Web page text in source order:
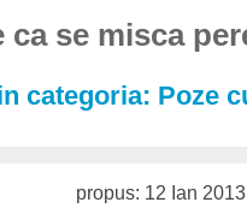
ca se misca
categoria: Poze
propus: 12 Ian 2013